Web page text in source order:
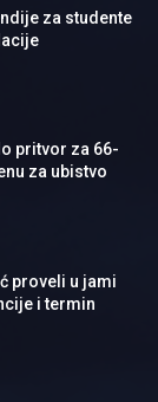
za studente
pritvor za 66-
za ubistvo
proveli u jami
i termin